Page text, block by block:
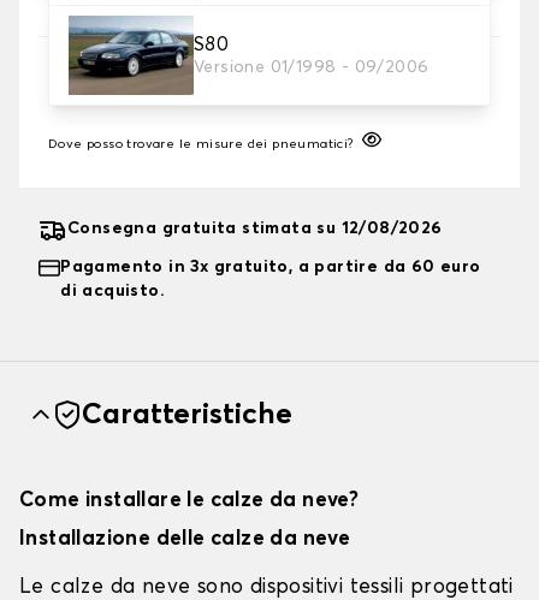
S80
Versione 01/1998 - 09/2006
3. Dimensioni
Dove posso trovare le misure dei pneumatici?
Consegna gratuita stimata su 12/08/2026
Pagamento in 3x gratuito, a partire da 60 euro
di acquisto.
Caratteristiche
Come installare le calze da neve?
Installazione delle calze da neve
Le calze da neve sono dispositivi tessili progettati